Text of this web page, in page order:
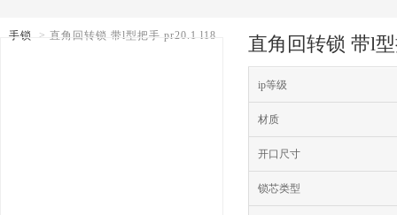
手锁 > 直角回转锁 带l型把手 pr20.1 l18 直角回转锁 带l
ip等级
材质
开口尺寸
锁芯类型